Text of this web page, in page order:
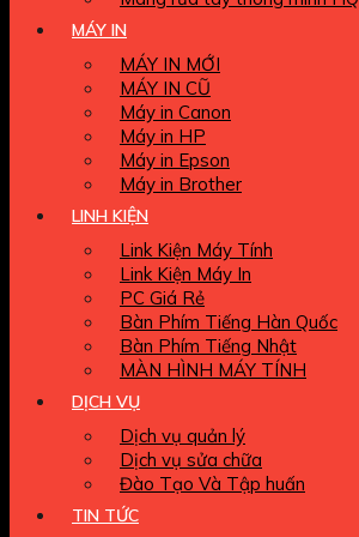
MÁY IN
MÁY IN MỚI
MÁY IN CŨ
Máy in Canon
Máy in HP
Máy in Epson
Máy in Brother
LINH KIỆN
Link Kiện Máy Tính
Link Kiện Máy In
PC Giá Rẻ
Bàn Phím Tiếng Hàn Quốc
Bàn Phím Tiếng Nhật
MÀN HÌNH MÁY TÍNH
DỊCH VỤ
Dịch vụ quản lý
Dịch vụ sửa chữa
Đào Tạo Và Tập huấn
TIN TỨC